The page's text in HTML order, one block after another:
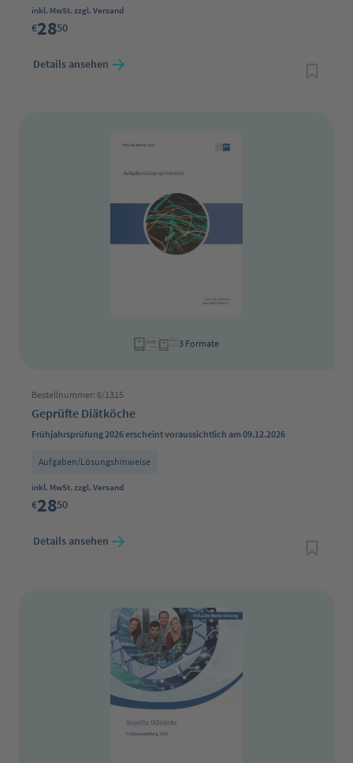
Regulärer Preis:
inkl. MwSt. zzgl. Versand
€2850
Details ansehen
3 Formate
Bestellnummer: 6/1315
Geprüfte Diätköche
Frühjahrsprüfung 2026 erscheint voraussichtlich am 09.12.2026
Aufgaben/Lösungshinweise
Regulärer Preis:
inkl. MwSt. zzgl. Versand
€2850
Details ansehen